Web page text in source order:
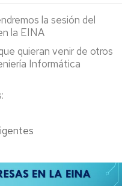
la sesión del
la EINA
quieran venir de otros
Informática